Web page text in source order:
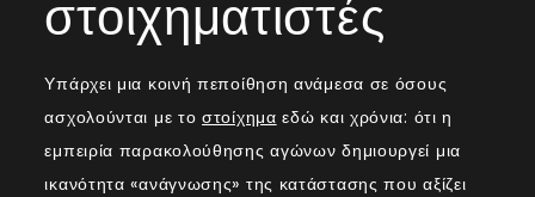
στοιχηματιστές
Υπάρχει μια κοινή πεποίθηση ανάμεσα σε όσους
ασχολούνται με τοστοίχημα εδώ και χρόνια: ότι η
εμπειρία παρακολούθησης αγώνων δημιουργεί μια
ικανότητα «ανάγνωσης» της κατάστασης που αξίζει